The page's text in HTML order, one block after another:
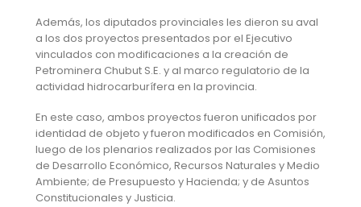
Además, los diputados provinciales les dieron su aval
a los dos proyectos presentados por el Ejecutivo
vinculados con modificaciones a la creación de
Petrominera Chubut S.E. y al marco regulatorio de la
actividad hidrocarburífera en la provincia.
En este caso, ambos proyectos fueron unificados por
identidad de objeto y fueron modificados en Comisión,
luego de los plenarios realizados por las Comisiones
de Desarrollo Económico, Recursos Naturales y Medio
Ambiente; de Presupuesto y Hacienda; y de Asuntos
Constitucionales y Justicia.